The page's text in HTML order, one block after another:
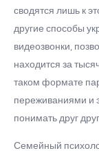
сводятся лишь к
другие способы
видеозвонки,
находится за
таком формате
переживаниями и
понимать друг
Семейный